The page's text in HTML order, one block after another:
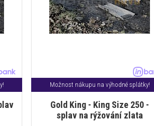
Možnost nákupu na výhodné splátky!
Gold King - King Size 250 -
splav na rýžování zlata